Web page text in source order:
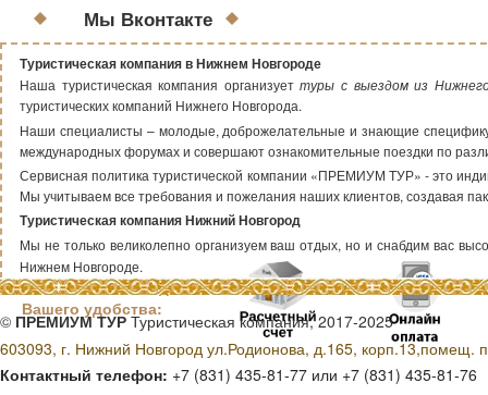
Мы Вконтакте
Туристическая компания в Нижнем Новгороде
Наша туристическая компания организуеттуры с выездом из
туристических компаний Нижнего Новгорода.
Наши специалисты – молодые, доброжелательные и знающие специфику
международных форумах и совершают ознакомительные поездки по
Сервисная политика туристической компании «ПРЕМИУМ ТУР» - это
Мы учитываем все требования и пожелания наших клиентов, создавая
Туристическая компания Нижний Новгород
Мы не только великолепно организуем ваш отдых, но и снабдим вас
Нижнем Новгороде.
Способы оплаты для
Вашего удобства:
© ПРЕМИУМ ТУРТуристическая компания, 2017-2025
603093, г. Нижний Новгород ул.Родионова, д.165, корп.13,помещ.
Контактный телефон: +7 (831) 435-81-77 или +7 (831) 435-81-76